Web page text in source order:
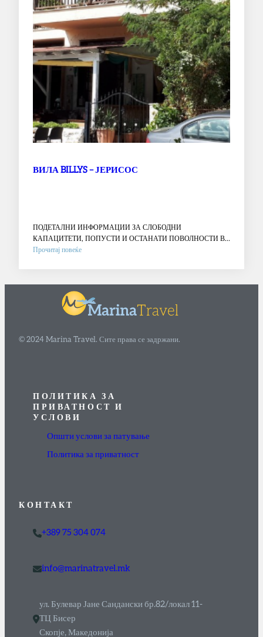
ВИЛА BILLYS – ЈЕРИСОС
ПОДЕТАЛНИ ИНФОРМАЦИИ ЗА СЛОБОДНИ
КАПАЦИТЕТИ, ПОПУСТИ И ОСТАНАТИ ПОВОЛНОСТИ ВО
АГЕНЦИЈА !!…
Прочитај повеќе:
–
ЈЕРИСОС
© 2024 Marina Travel. Сите права се задржани.
ПОЛИТИКА ЗА
ПРИВАТНОСТ И
УСЛОВИ
Општи услови за патување
Политика за приватност
КОНТАКТ
+389 75 304 074
info@marinatravel.mk
ул. Булевар Јане Сандански бр.82/локал 11-
ТЦ Бисер
Скопје, Македонија